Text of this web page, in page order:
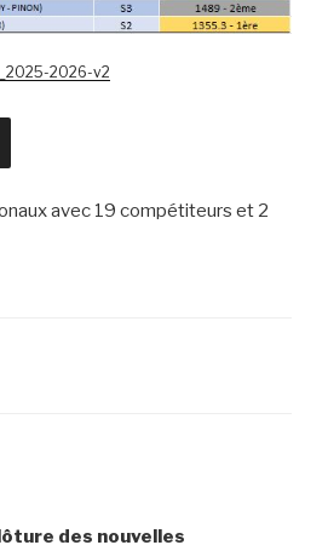
2026-v2
avec 19 compétiteurs et 2
des nouvelles